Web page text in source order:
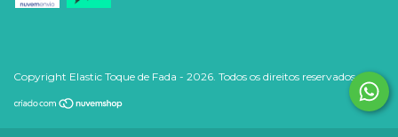
Copyright Elastic Toque de Fada - 2026. Todos os direitos reservados.